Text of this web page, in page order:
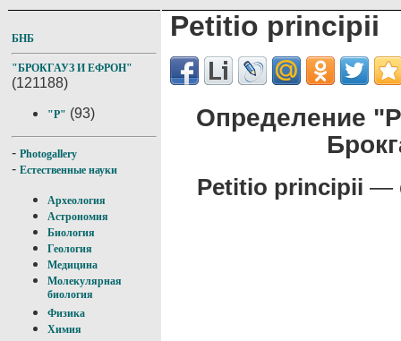
БНБ
"БРОКГАУЗ И ЕФРОН"
(121188)
"P" (93)
- Photogallery
- Естественные науки
Археология
Астрономия
Биология
Геология
Медицина
Молекулярная
биология
Физика
Химия
Petitio principii
Определение
Petitio principii —